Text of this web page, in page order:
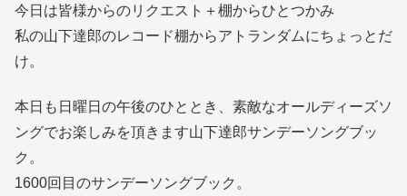
今日は皆様からのリクエスト＋棚からひとつかみ
私の山下達郎のレコード棚からアトランダムにちょっとだ
け。
本日も日曜日の午後のひととき、素敵なオールディーズソ
ングでお楽しみを頂きます山下達郎サンデーソングブッ
ク。
1600回目のサンデーソングブック。